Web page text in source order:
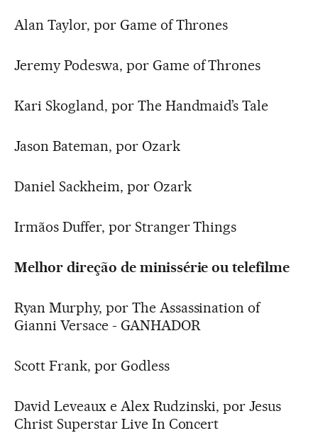
Alan Taylor, por Game of Thrones
Jeremy Podeswa, por Game of Thrones
Kari Skogland, por The Handmaid’s Tale
Jason Bateman, por Ozark
Daniel Sackheim, por Ozark
Irmãos Duffer, por Stranger Things
Melhor direção de minissérie ou telefilme
Ryan Murphy, por The Assassination of
Gianni Versace - GANHADOR
Scott Frank, por Godless
David Leveaux e Alex Rudzinski, por Jesus
Christ Superstar Live In Concert